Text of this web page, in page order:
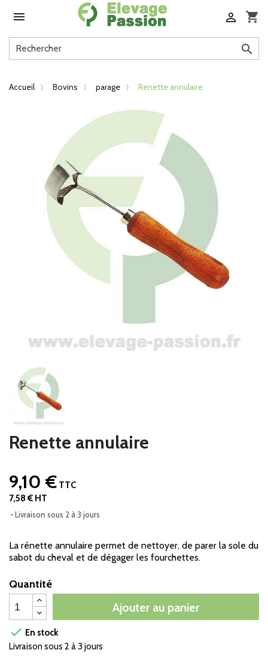
 shopping_cart


Accueil Bovins parage Renette annulaire
Renette annulaire
9,10 € TTC
7,58 € HT
Livraison sous 2 à 3 jours
La rénette annulaire permet de nettoyer, de parer la sole du
sabot du cheval et de dégager les fourchettes.
Quantité
Ajouter au panier
 En stock
Livraison sous 2 à 3 jours